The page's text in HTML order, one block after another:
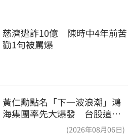
慈濟遭詐10億　陳時中4年前苦
勸1句被罵爆
黃仁勳點名「下一波浪潮」鴻
海集團率先大爆發 台股這族
(2026年08月06日)